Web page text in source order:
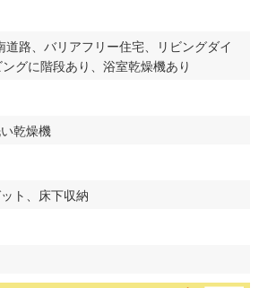
路、バリアフリー住宅、リビングダイ
グに階段あり、浴室乾燥機あり
乾燥機
ト、床下収納